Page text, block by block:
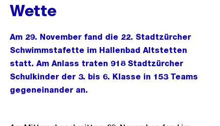
Wette
Am 29. November fand die 22. Stadtzürcher
Schwimmstafette im Hallenbad Altstetten
statt. Am Anlass traten 918 Stadtzürcher
Schulkinder der 3. bis 6. Klasse in 153 Teams
gegeneinander an.